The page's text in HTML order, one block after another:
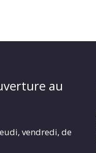
au
vendredi, de